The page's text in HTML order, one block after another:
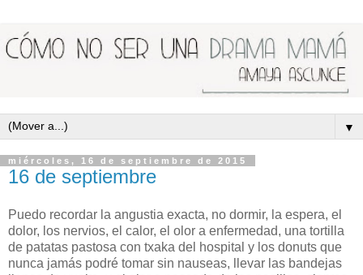
▼
miércoles, 16 de septiembre de 2015
16 de septiembre
Puedo recordar la angustia exacta, no dormir, la espera, el
dolor, los nervios, el calor, el olor a enfermedad, una tortilla
de patatas pastosa con txaka del hospital y los donuts que
nunca jamás podré tomar sin nauseas, llevar las bandejas